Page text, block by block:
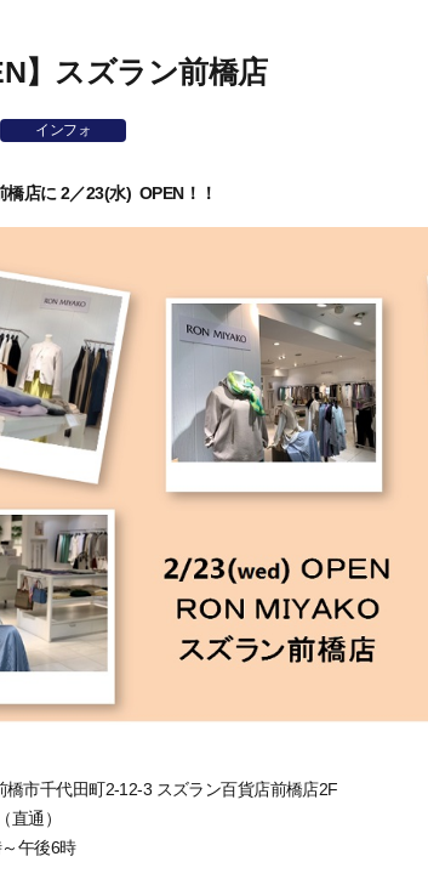
】スズラン前橋店
インフォ
橋店に 2／23(水) OPEN！！
橋市千代田町2-12-3 スズラン百貨店前橋店2F
直通）
午後6時